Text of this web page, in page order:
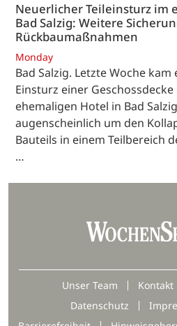
Neuerlicher Teileinsturz im
Bad Salzig: Weitere
Rückbaumaßnahmen
Monday
Bad Salzig. Letzte Woche
Einsturz einer
ehemaligen Hotel in Bad
augenscheinlich um den
Bauteils in einem Teilbereich
…
Unser Team Kontakt
Datenschutz